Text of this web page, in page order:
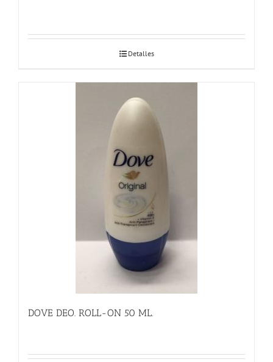
Detalles
DOVE DEO. ROLL-ON 50 ML.